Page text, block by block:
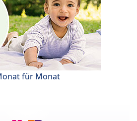
für Monat